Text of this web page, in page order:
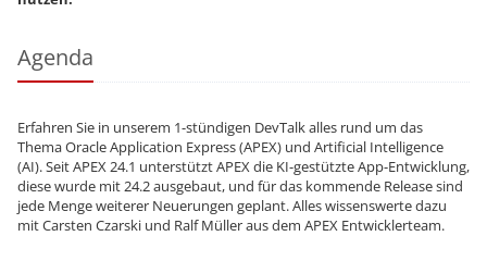
Agenda
Erfahren Sie in unserem 1-stündigen DevTalk alles rund um das
Thema Oracle Application Express (APEX) und Artificial Intelligence
(AI). Seit APEX 24.1 unterstützt APEX die KI-gestützte App-Entwicklung,
diese wurde mit 24.2 ausgebaut, und für das kommende Release sind
jede Menge weiterer Neuerungen geplant. Alles wissenswerte dazu
mit Carsten Czarski und Ralf Müller aus dem APEX Entwicklerteam.